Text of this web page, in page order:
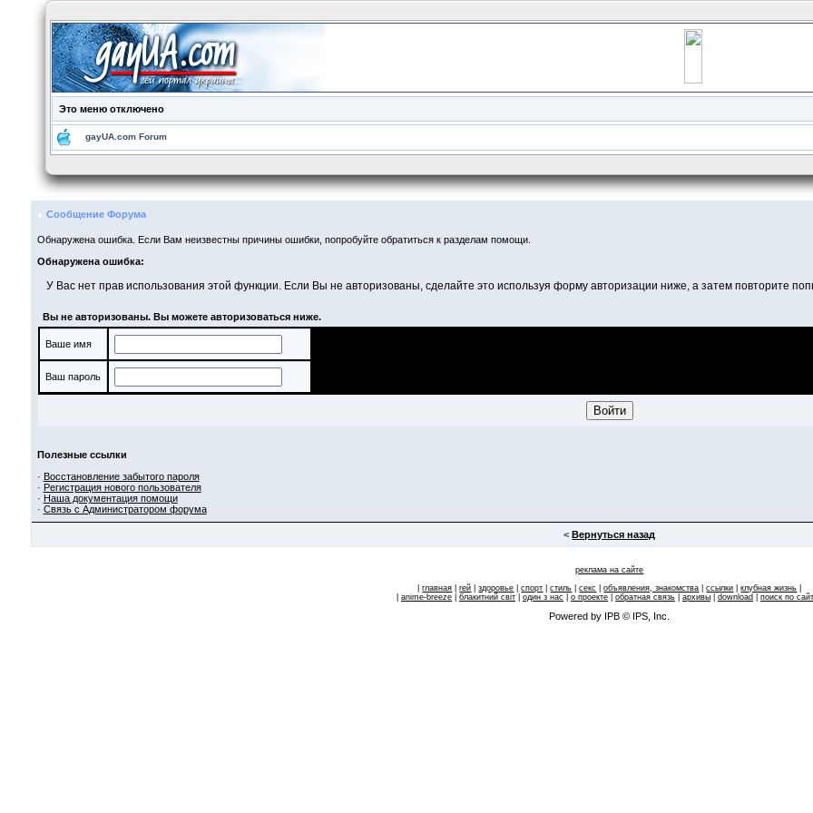
Это меню отключено
gayUA.com Forum
Сообщение Форума
Обнаружена ошибка. Если Вам неизвестны причины ошибки, попробуйте обратиться к разделам помощи.
Обнаружена ошибка:
У Вас нет прав использования этой функции. Если Вы не авторизованы, сделайте это используя форму авторизации ниже, а затем повторите
Вы не авторизованы. Вы можете авторизоваться ниже.
Ваше имя
Ваш пароль
Полезные ссылки
· Восстановление забытого пароля
· Регистрация нового пользователя
· Наша документация помощи
· Связь с Администратором форума
<Вернуться назад
реклама на сайте
|главная |гей |здоровье |спорт |стиль |секс |объявления, знакомства |ссылки |клубная жизнь
anime-breeze| блакитний свiт| один з нас о проекте| обратная связь| архивы| download поиск по
Powered by IPB © IPS, Inc.